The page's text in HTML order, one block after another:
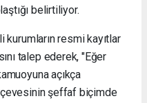
belirtiliyor.
kurumların resmi kayıtlar
talep ederek, "Eğer
açıkça
şeffaf biçimde